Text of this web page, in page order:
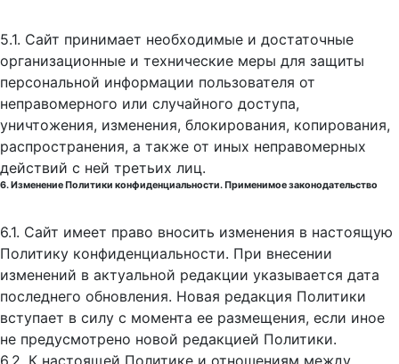
5.1. Сайт принимает необходимые и достаточные
организационные и технические меры для защиты
персональной информации пользователя от
неправомерного или случайного доступа,
уничтожения, изменения, блокирования, копирования,
распространения, а также от иных неправомерных
действий с ней третьих лиц.
6. Изменение Политики конфиденциальности. Применимое законодательство
6.1. Сайт имеет право вносить изменения в настоящую
Политику конфиденциальности. При внесении
изменений в актуальной редакции указывается дата
последнего обновления. Новая редакция Политики
вступает в силу с момента ее размещения, если иное
не предусмотрено новой редакцией Политики.